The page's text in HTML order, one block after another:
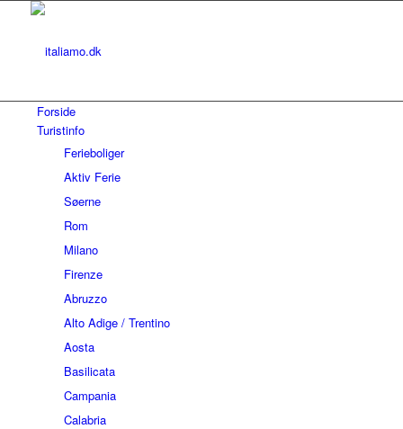
Forside
Turistinfo
Ferieboliger
Aktiv Ferie
Søerne
Rom
Milano
Firenze
Abruzzo
Alto Adige / Trentino
Aosta
Basilicata
Campania
Calabria